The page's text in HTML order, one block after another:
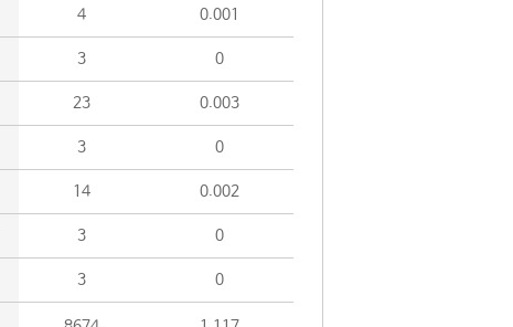
4 0.001
3 0
23 0.003
3 0
14 0.002
3 0
3 0